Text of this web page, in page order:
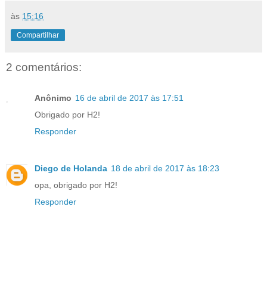
às 15:16
Compartilhar
2 comentários:
Anônimo 16 de abril de 2017 às 17:51
Obrigado por H2!
Responder
Diego de Holanda 18 de abril de 2017 às 18:23
opa, obrigado por H2!
Responder